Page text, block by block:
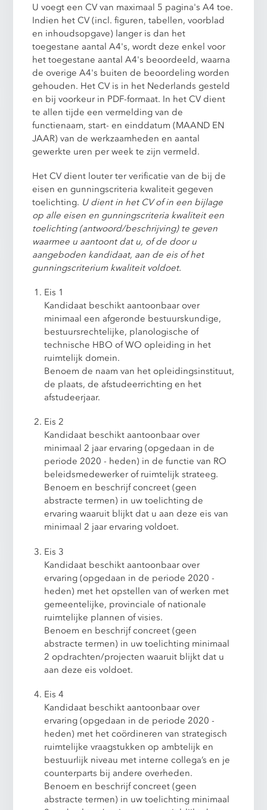
U voegt een CV van maximaal 5 pagina's A4 toe.
Indien het CV (incl. figuren, tabellen, voorblad
en inhoudsopgave) langer is dan het
toegestane aantal A4's, wordt deze enkel voor
het toegestane aantal A4's beoordeeld, waarna
de overige A4's buiten de beoordeling worden
gehouden. Het CV is in het Nederlands gesteld
en bij voorkeur in PDF-formaat. In het CV dient
te allen tijde een vermelding van de
functienaam, start- en einddatum (MAAND EN
JAAR) van de werkzaamheden en aantal
gewerkte uren per week te zijn vermeld.
Het CV dient louter ter verificatie van de bij de
eisen en gunningscriteria kwaliteit gegeven
toelichting. U dient in het CV of in een bijlage
op alle eisen en gunningscriteria kwaliteit een
toelichting (antwoord/beschrijving) te geven
waarmee u aantoont dat u, of de door u
aangeboden kandidaat, aan de eis of het
gunningscriterium kwaliteit voldoet.
Eis 1
Kandidaat beschikt aantoonbaar over
minimaal een afgeronde bestuurskundige,
bestuursrechtelijke, planologische of
technische HBO of WO opleiding in het
ruimtelijk domein.
Benoem de naam van het opleidingsinstituut,
de plaats, de afstudeerrichting en het
afstudeerjaar.
Eis 2
Kandidaat beschikt aantoonbaar over
minimaal 2 jaar ervaring (opgedaan in de
periode 2020 - heden) in de functie van RO
beleidsmedewerker of ruimtelijk strateeg.
Benoem en beschrijf concreet (geen
abstracte termen) in uw toelichting de
ervaring waaruit blijkt dat u aan deze eis van
minimaal 2 jaar ervaring voldoet.
Eis 3
Kandidaat beschikt aantoonbaar over
ervaring (opgedaan in de periode 2020 -
heden) met het opstellen van of werken met
gemeentelijke, provinciale of nationale
ruimtelijke plannen of visies.
Benoem en beschrijf concreet (geen
abstracte termen) in uw toelichting minimaal
2 opdrachten/projecten waaruit blijkt dat u
aan deze eis voldoet.
Eis 4
Kandidaat beschikt aantoonbaar over
ervaring (opgedaan in de periode 2020 -
heden) met het coördineren van strategisch
ruimtelijke vraagstukken op ambtelijk en
bestuurlijk niveau met interne collega’s en je
counterparts bij andere overheden.
Benoem en beschrijf concreet (geen
abstracte termen) in uw toelichting minimaal